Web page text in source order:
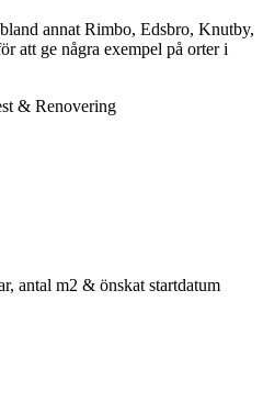
annat Rimbo, Edsbro, Knutby,
att ge några exempel på orter i
antal m2 & önskat startdatum